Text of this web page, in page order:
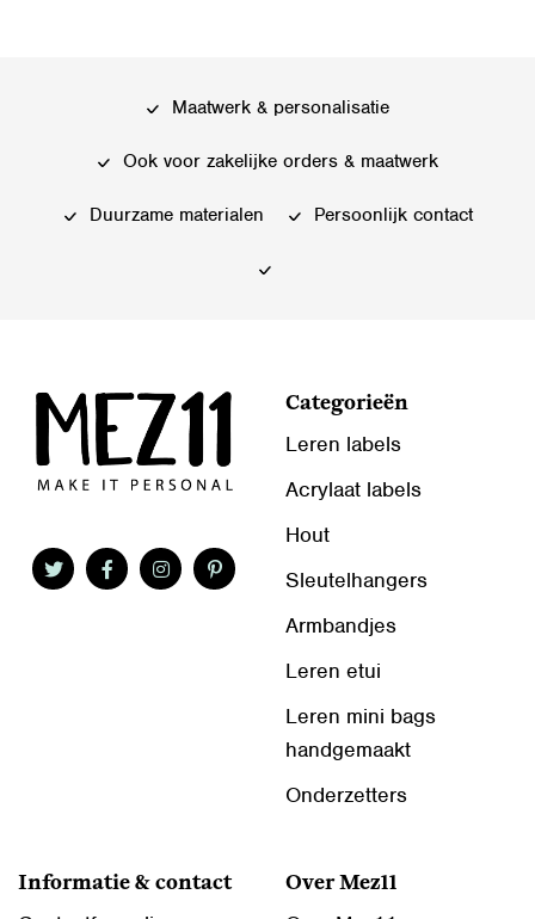
Maatwerk & personalisatie
Ook voor zakelijke orders & maatwerk
Duurzame materialen Persoonlijk contact
Categorieën
Leren labels
Acrylaat labels
Hout
Sleutelhangers
Armbandjes
Leren etui
Leren mini bags
handgemaakt
Onderzetters
Informatie & contact Over Mez11